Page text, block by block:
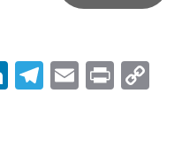
LinkedIn
Telegram
Email
Print